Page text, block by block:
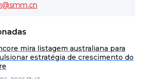
mira listagem australiana para
estratégia de crescimento do